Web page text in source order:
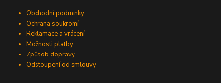
Obchodní podmínky
Ochrana soukromí
Reklamace a vrácení
Možnosti platby
Způsob dopravy
Odstoupení od smlouvy